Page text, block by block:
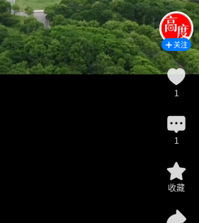
关注
1
1
收藏